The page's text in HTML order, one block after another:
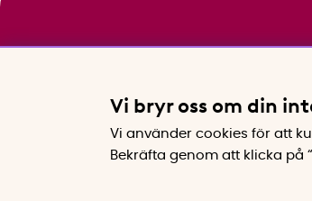
Vi bryr oss om din
Vi använder cookies för att
Bekräfta genom att klicka på